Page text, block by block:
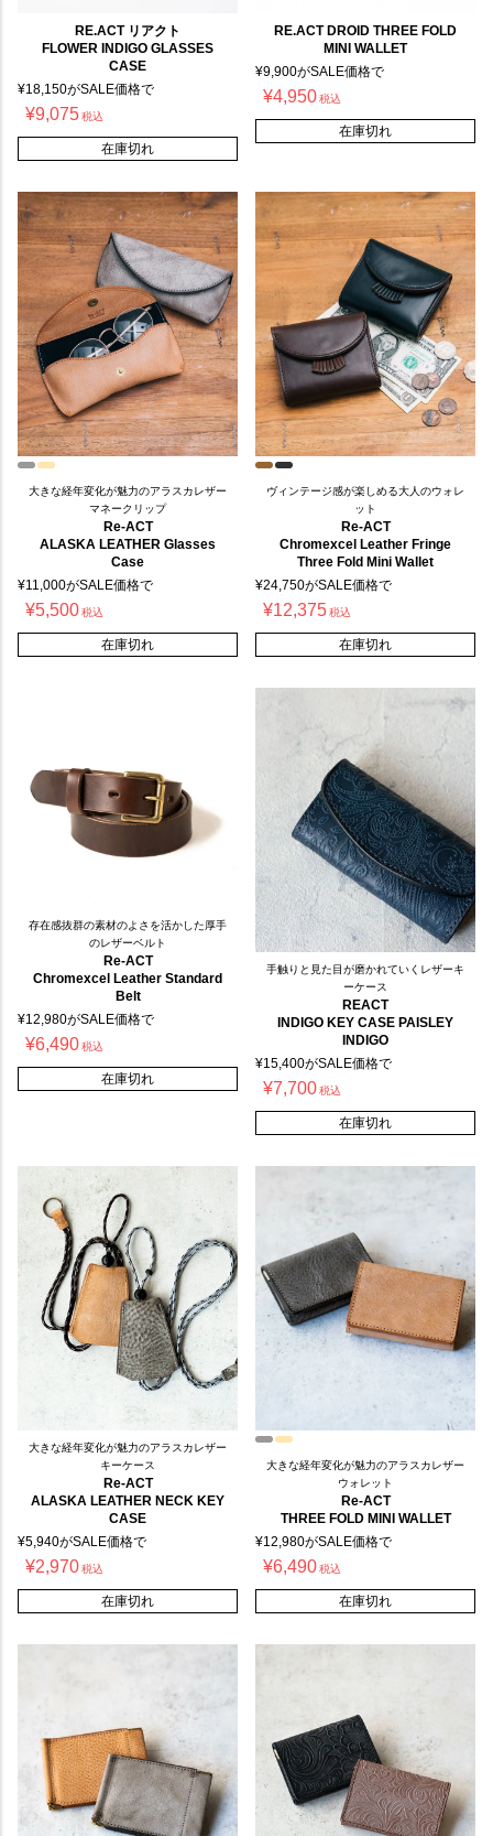
RE.ACT リアクト
FLOWER INDIGO GLASSES
CASE
¥18,150がSALE価格で
¥9,075税込
在庫切れ
RE.ACT DROID THREE FOLD
MINI WALLET
¥9,900がSALE価格で
¥4,950税込
在庫切れ
大きな経年変化が魅力のアラスカレザー
マネークリップ
Re-ACT
ALASKA LEATHER Glasses
Case
¥11,000がSALE価格で
¥5,500税込
在庫切れ
ヴィンテージ感が楽しめる大人のウォレ
ット
Re-ACT
Chromexcel Leather Fringe
Three Fold Mini Wallet
¥24,750がSALE価格で
¥12,375税込
在庫切れ
存在感抜群の素材のよさを活かした厚手
のレザーベルト
Re-ACT
Chromexcel Leather Standard
Belt
¥12,980がSALE価格で
¥6,490税込
在庫切れ
手触りと見た目が磨かれていくレザーキ
ーケース
REACT
INDIGO KEY CASE PAISLEY
INDIGO
¥15,400がSALE価格で
¥7,700税込
在庫切れ
大きな経年変化が魅力のアラスカレザー
キーケース
Re-ACT
ALASKA LEATHER NECK KEY
CASE
¥5,940がSALE価格で
¥2,970税込
在庫切れ
大きな経年変化が魅力のアラスカレザー
ウォレット
Re-ACT
THREE FOLD MINI WALLET
¥12,980がSALE価格で
¥6,490税込
在庫切れ